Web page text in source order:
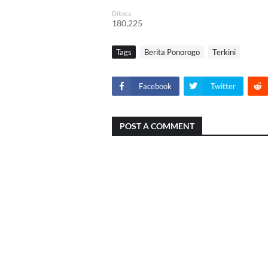
Dibaca
180,225
Tags Berita Ponorogo Terkini
Facebook Twitter
POST A COMMENT